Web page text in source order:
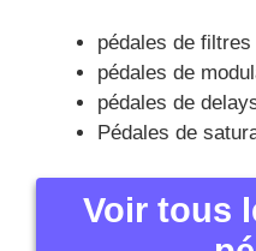
pédales de filtres
pédales de
pédales de
Pédales de
Voir tous